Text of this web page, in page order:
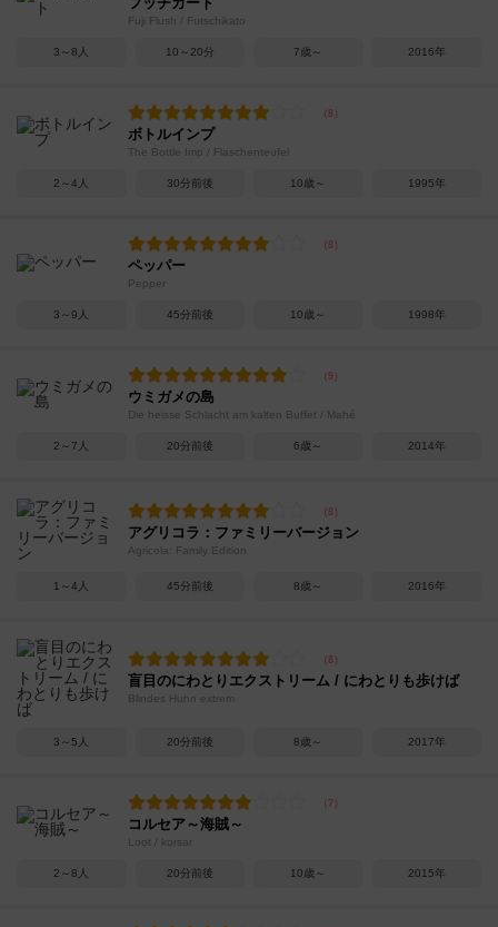
Fuji Flush / Futschikato
3～8人 10～20分 7歳～ 2016年
ボトルインプ
The Bottle Imp / Flaschenteufel
2～4人 30分前後 10歳～ 1995年
ペッパー
Pepper
3～9人 45分前後 10歳～ 1998年
ウミガメの島
Die heisse Schlacht am kalten Buffet / Mahé
2～7人 20分前後 6歳～ 2014年
アグリコラ：ファミリーバージョン
Agricola: Family Edition
1～4人 45分前後 8歳～ 2016年
盲目のにわとりエクストリーム / にわとりも歩けば
Blindes Huhn extrem
3～5人 20分前後 8歳～ 2017年
コルセア～海賊～
Loot / korsar
2～8人 20分前後 10歳～ 2015年